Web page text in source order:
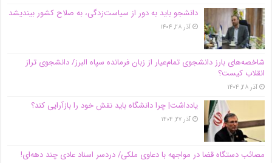
دانشجو باید به دور از سیاست‌زدگی، به صلاح کشور بیندیشد
آذر ۲۸, ۱۴۰۴
شاخصه‌های بارز دانشجوی تمام‌عیار از زبان فرمانده سپاه البرز/ دانشجوی تراز
انقلاب کیست؟
آذر ۲۸, ۱۴۰۴
یادداشت| چرا دانشگاه باید نقش خود را بازآرایی کند؟
آذر ۲۷, ۱۴۰۴
مصائب دستگاه قضا در مواجهه با دعاوی ملکی/ دردسر اسناد عادی چند‌ دهه‌ای!